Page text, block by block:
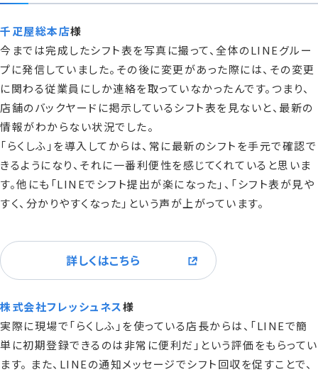
千疋屋総本店様
今までは完成したシフト表を写真に撮って、全体のLINEグルー
プに発信していました。その後に変更があった際には、その変更
に関わる従業員にしか連絡を取っていなかったんです。つまり、
店舗のバックヤードに掲示しているシフト表を見ないと、最新の
情報がわからない状況でした。
「らくしふ」を導入してからは、常に最新のシフトを手元で確認で
きるようになり、それに一番利便性を感じてくれていると思いま
す。他にも「LINEでシフト提出が楽になった」、「シフト表が見や
すく、分かりやすくなった」という声が上がっています。
詳しくはこちら
株式会社フレッシュネス様
実際に現場で「らくしふ」を使っている店長からは、「LINEで簡
単に初期登録できるのは非常に便利だ」という評価をもらってい
ます。 また、LINEの通知メッセージでシフト回収を促すことで、